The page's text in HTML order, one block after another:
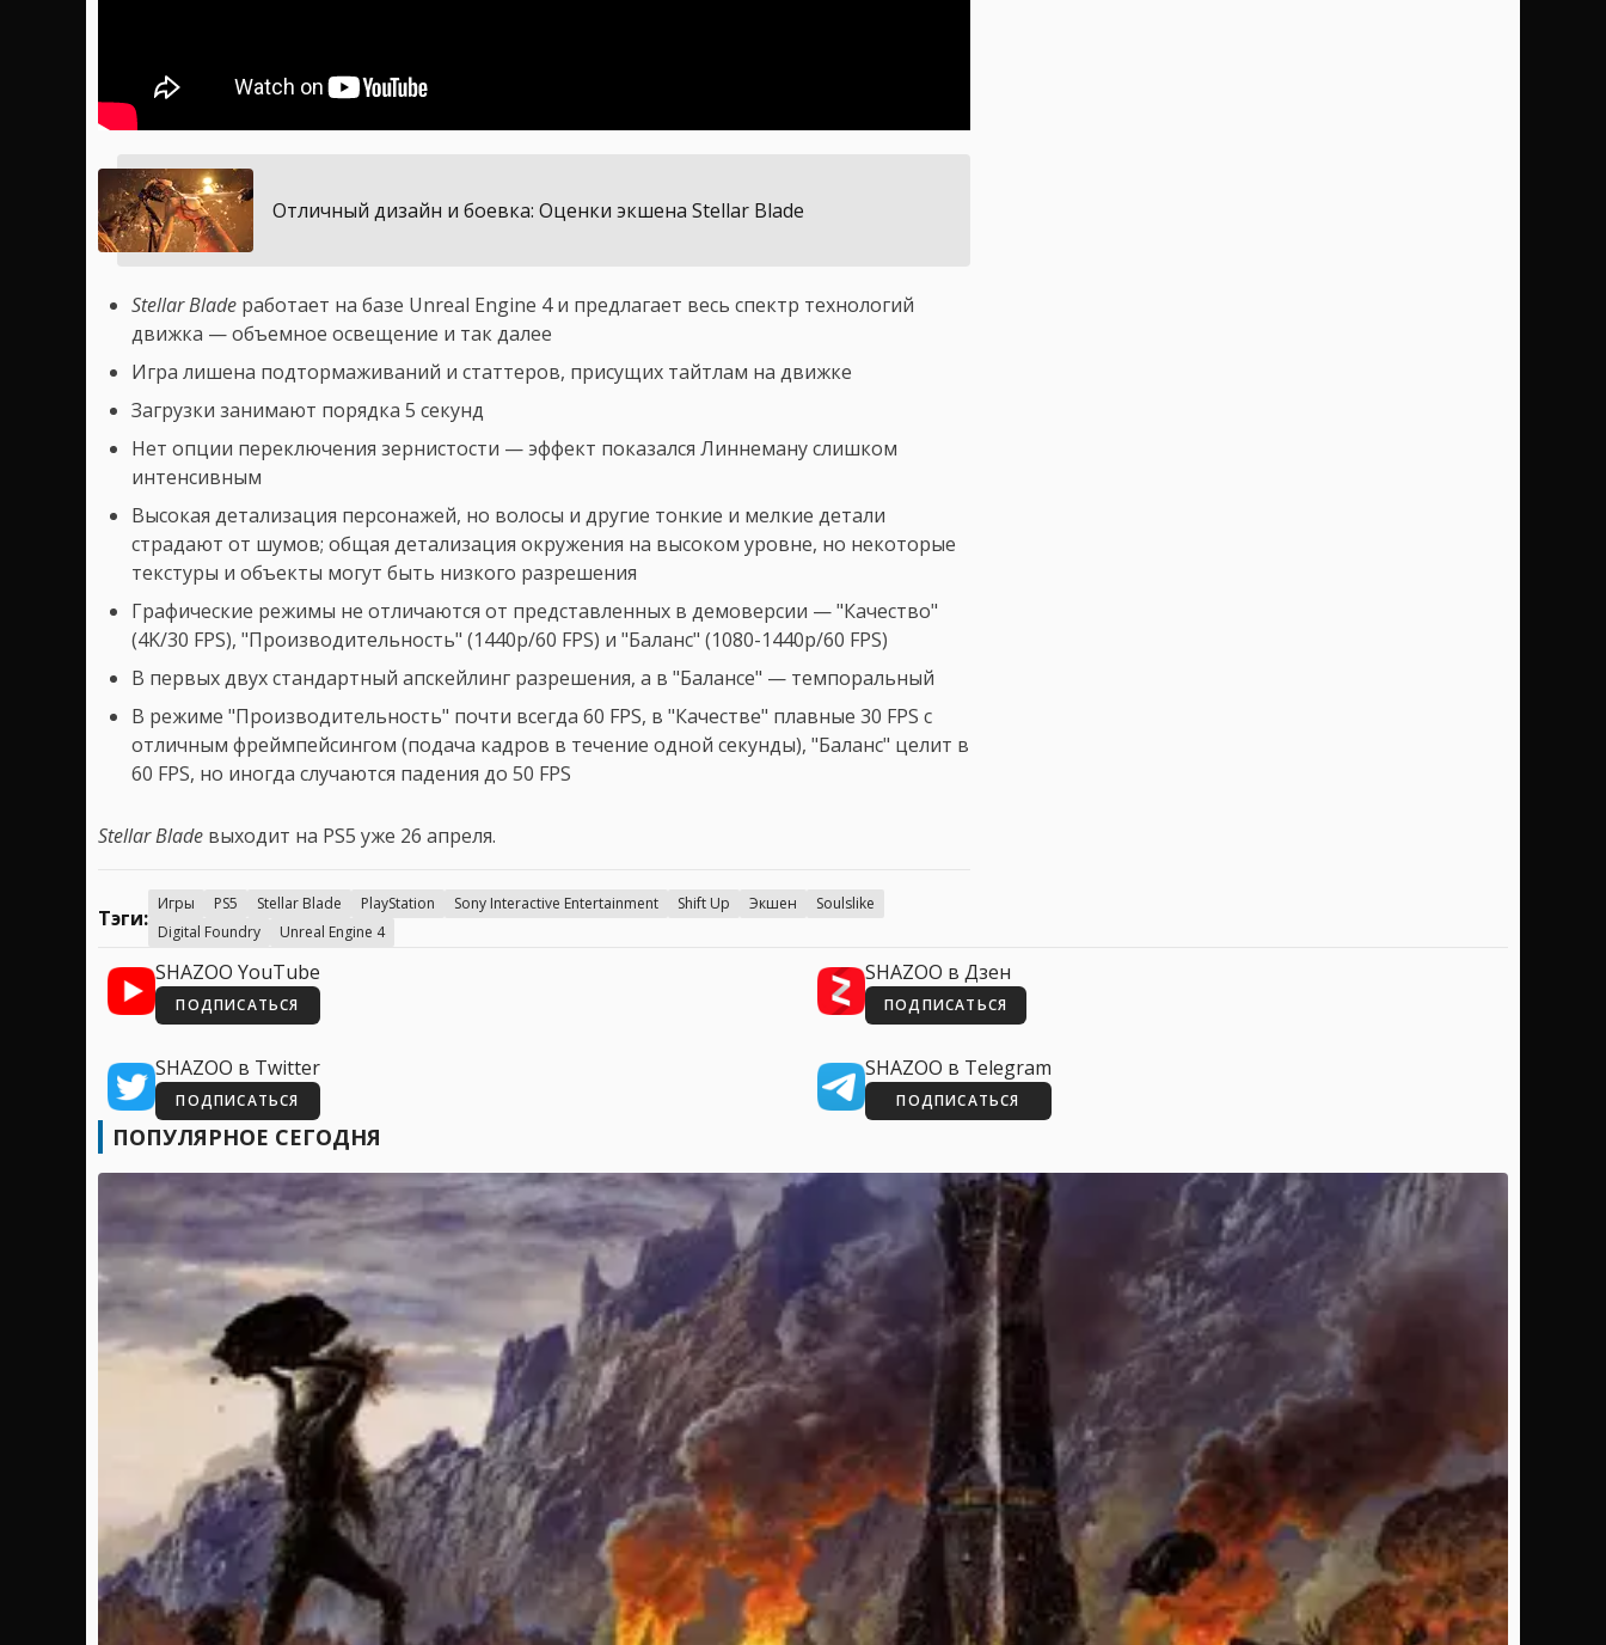
Отличный дизайн и боевка: Оценки экшена Stellar Blade
Stellar Blade работает на базе Unreal Engine 4 и предлагает весь спектр технологий
движка — объемное освещение и так далее
Игра лишена подтормаживаний и статтеров, присущих тайтлам на движке
Загрузки занимают порядка 5 секунд
Нет опции переключения зернистости — эффект показался Линнеману слишком
интенсивным
Высокая детализация персонажей, но волосы и другие тонкие и мелкие детали
страдают от шумов; общая детализация окружения на высоком уровне, но некоторые
текстуры и объекты могут быть низкого разрешения
Графические режимы не отличаются от представленных в демоверсии — "Качество"
(4K/30 FPS), "Производительность" (1440p/60 FPS) и "Баланс" (1080-1440p/60 FPS)
В первых двух стандартный апскейлинг разрешения, а в "Балансе" — темпоральный
В режиме "Производительность" почти всегда 60 FPS, в "Качестве" плавные 30 FPS с
отличным фреймпейсингом (подача кадров в течение одной секунды), "Баланс" целит в
60 FPS, но иногда случаются падения до 50 FPS
Stellar Blade выходит на PS5 уже 26 апреля.
Тэги:
Игры PS5 Stellar Blade PlayStation Sony Interactive Entertainment Shift Up Экшен
Soulslike
Digital Foundry
Unreal Engine 4
SHAZOO YouTube
ПОДПИСАТЬСЯ
SHAZOO в Дзен
ПОДПИСАТЬСЯ
SHAZOO в Twitter
ПОДПИСАТЬСЯ
SHAZOO в Telegram
ПОДПИСАТЬСЯ
ПОПУЛЯРНОЕ СЕГОДНЯ